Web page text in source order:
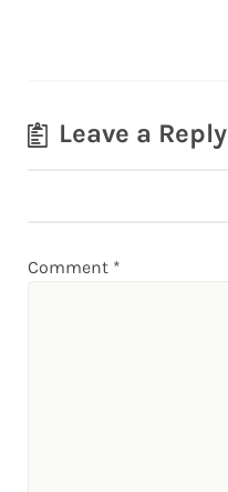
Leave a Reply
Comment *